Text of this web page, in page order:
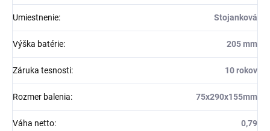
Umiestnenie: Stojanková
Výška batérie: 205 mm
Záruka tesnosti: 10 rokov
Rozmer balenia: 75x290x155mm
Váha netto: 0,79